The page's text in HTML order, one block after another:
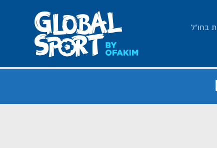
בחו"ל